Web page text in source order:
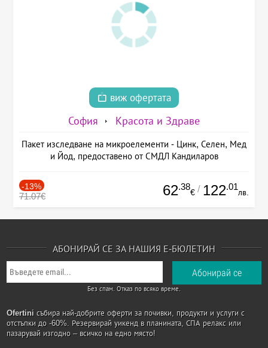
виж офертата
София Красота и Здраве
Пакет изследване на микроелементи - Цинк, Селен, Мед
и Йод, предоставено от СМДЛ Кандиларов
-13%
71.07€ 62.38
€ / 122.01
лв.
АБОНИРАЙ СЕ ЗА НАШИЯ Е-БЮЛЕТИН
Без спам. Отказ по всяко време.
Ofertini събира най-добрите оферти за почивки, продукти и услуги с
отстъпки до -60%. Резервирай уикенд в планината, СПА релакс или
пазарувай изгодно – всичко на едно място!